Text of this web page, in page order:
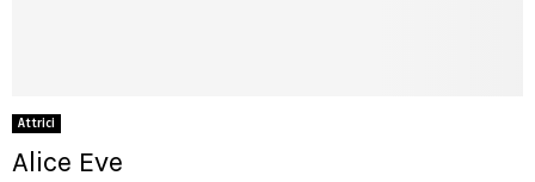
Attrici
Alice Eve